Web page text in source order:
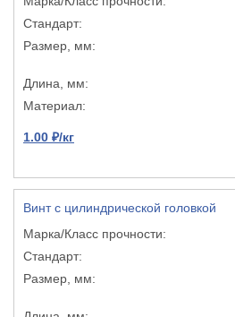
1.00 ₽/кг
Винт с цилиндрической головкой